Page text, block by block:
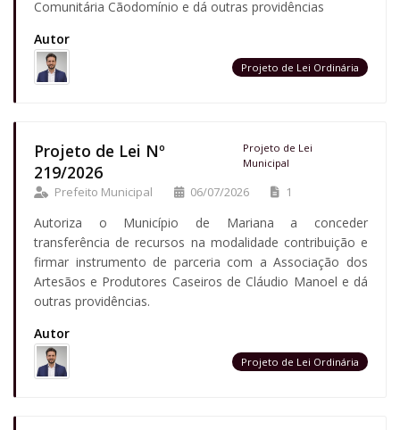
Comunitária Cãodomínio e dá outras providências
Autor
Projeto de Lei Ordinária
Projeto de Lei Nº
219/2026
Projeto de Lei
Municipal
Prefeito Municipal 06/07/2026 1
Autoriza o Município de Mariana a conceder
transferência de recursos na modalidade contribuição e
firmar instrumento de parceria com a Associação dos
Artesãos e Produtores Caseiros de Cláudio Manoel e dá
outras providências.
Autor
Projeto de Lei Ordinária